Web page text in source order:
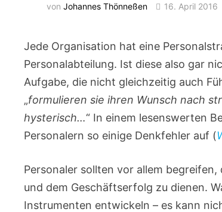
vonJohannes Thönneßen 16. April 2016
Jede Organisation hat eine
Personalabteilung. Ist diese also gar
Aufgabe, die nicht gleichzeitig auch
„formulieren sie ihren Wunsch nach
hysterisch…“ In einem lesenswerten
Personalern so einige Denkfehler auf (
Personaler sollten vor allem
und dem Geschäftserfolg zu dienen.
Instrumenten entwickeln – es kann